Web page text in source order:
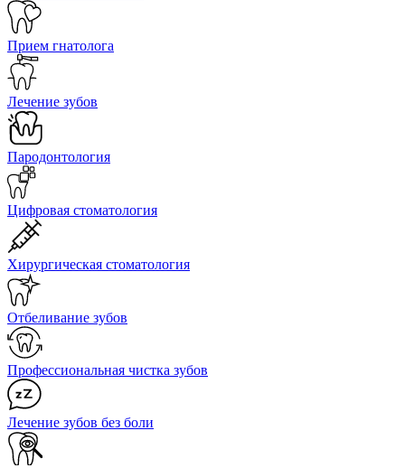
Прием гнатолога
Лечение зубов
Пародонтология
Цифровая стоматология
Хирургическая стоматология
Отбеливание зубов
Профессиональная чистка зубов
Лечение зубов без боли